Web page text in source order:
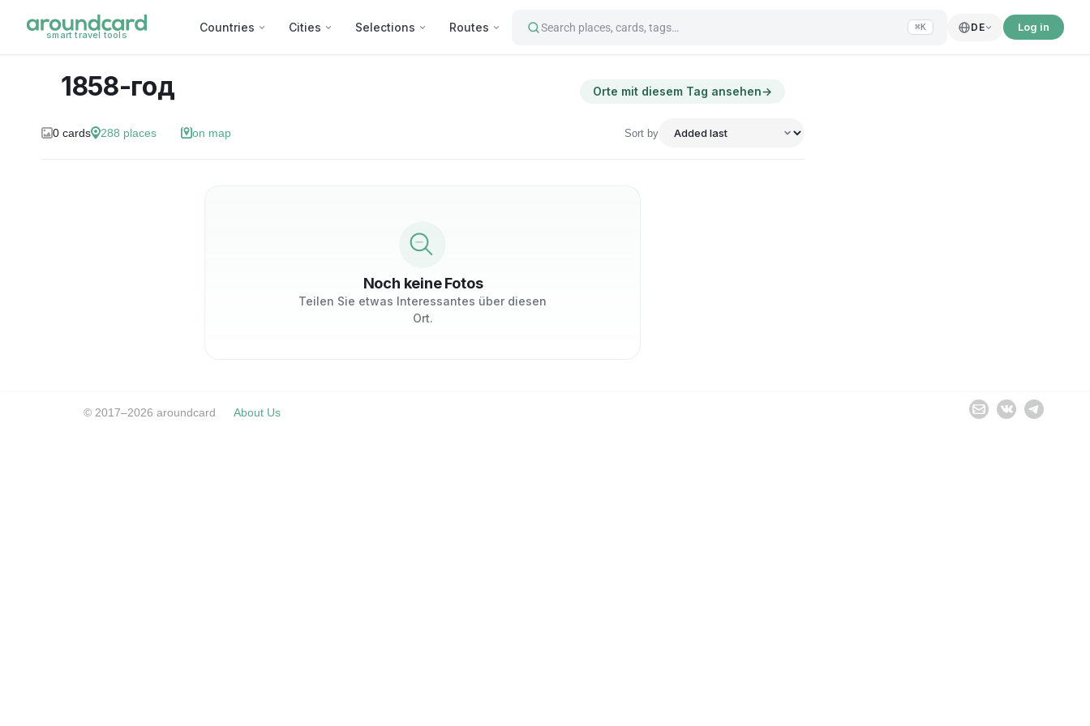
smart travel tools
Countries Cities Selections Routes Search places, cards, tags… ⌘K DE Log in
1858-год Orte mit diesem Tag ansehen→
0 cards 288 places on map Sort by
Noch keine Fotos
Teilen Sie etwas Interessantes über diesen
Ort.
© 2017–2026 aroundcard About Us